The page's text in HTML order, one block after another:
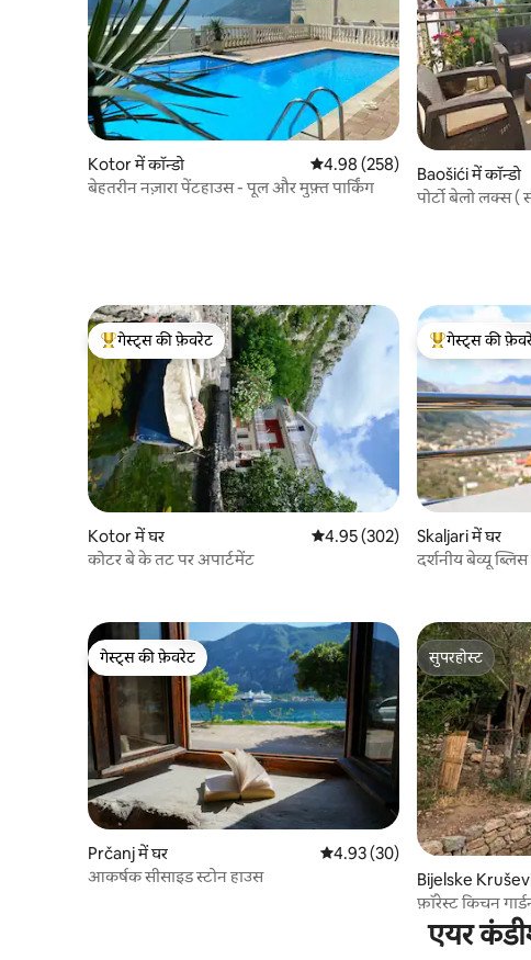
Kotor में कॉन्डो औसत रेटिंग 5 में से 4.98, 258
4.98 (258)
बेहतरीन नज़ारा पेंटहाउस - पूल और मुफ़्त पार्किंग
Baošići में कॉन्डो
पोर्टो बेलो लक्स (
गेस्ट्स का टॉप फ़ेवरेट
गेस्ट्स की फ़ेवरेट
Kotor में घर औसत रेटिंग 5 में से 4.95, 302
4.95 (302)
कोटर बे के तट पर अपार्टमेंट
गेस्ट्स का टॉप
गेस्ट्स की
Skaljari में घर
दर्शनीय बेव्यू
गेस्ट्स की फ़ेवरेट
गेस्ट्स की फ़ेवरेट
Prčanj में घर औसत रेटिंग 5 में से 4.93, 30
4.93 (30)
आकर्षक सीसाइड स्टोन हाउस
सुपरहोस्ट
सुपरहोस्ट
Bijelske
फ़ॉरेस्ट किचन
एयर